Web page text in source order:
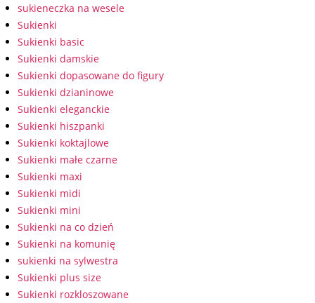
sukieneczka na wesele
Sukienki
Sukienki basic
Sukienki damskie
Sukienki dopasowane do figury
Sukienki dzianinowe
Sukienki eleganckie
Sukienki hiszpanki
Sukienki koktajlowe
Sukienki małe czarne
Sukienki maxi
Sukienki midi
Sukienki mini
Sukienki na co dzień
Sukienki na komunię
sukienki na sylwestra
Sukienki plus size
Sukienki rozkloszowane